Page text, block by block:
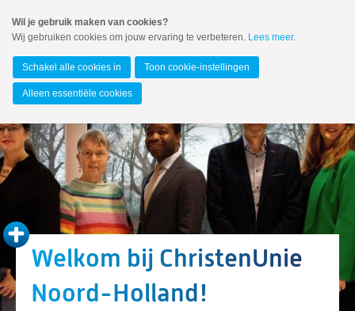
naar
Spring
de
inhoud
Spring
naar
hoofdmenu
Noord-Holland
MENU
Zoeken:
Welkom bij ChristenUnie
Noord-Holland!
Wil je gebruik maken van cookies?
Wij gebruiken cookies om jouw ervaring te verbeteren. Lees meer.
Schakel alle cookies in Toon cookie-instellingen
Alleen essentiële cookies